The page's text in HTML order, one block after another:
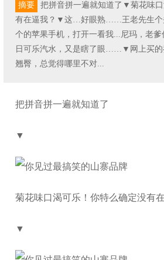
摘要
把拼音拼一遍就知道了▼菊花味
有在逼我？▼这…好眼熟……王老先生个
个的苹果手机，打开一看我...尼玛，老
日可乐汽水，又是瞎了眼……▼网上买的
翘臀，总觉得哪里不对...
把拼音拼一遍就知道了
▼
菊花味口渴可乐！你特么确定没有
▼